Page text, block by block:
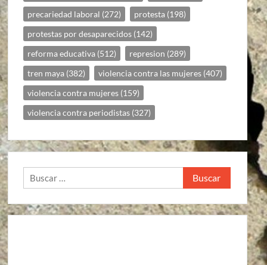
precariedad laboral (272) protesta (198)
protestas por desaparecidos (142)
reforma educativa (512) represion (289)
tren maya (382) violencia contra las mujeres (407)
violencia contra mujeres (159)
violencia contra periodistas (327)
Buscar: